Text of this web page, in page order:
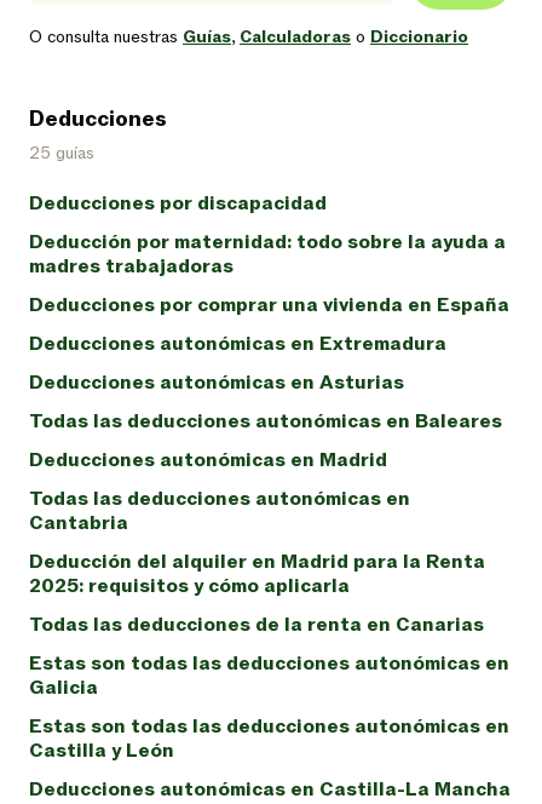
O consulta nuestras Guías, Calculadoras o Diccionario
Deducciones
25 guías
Deducciones por discapacidad
Deducción por maternidad: todo sobre la ayuda a
madres trabajadoras
Deducciones por comprar una vivienda en España
Deducciones autonómicas en Extremadura
Deducciones autonómicas en Asturias
Todas las deducciones autonómicas en Baleares
Deducciones autonómicas en Madrid
Todas las deducciones autonómicas en
Cantabria
Deducción del alquiler en Madrid para la Renta
2025: requisitos y cómo aplicarla
Todas las deducciones de la renta en Canarias
Estas son todas las deducciones autonómicas en
Galicia
Estas son todas las deducciones autonómicas en
Castilla y León
Deducciones autonómicas en Castilla-La Mancha